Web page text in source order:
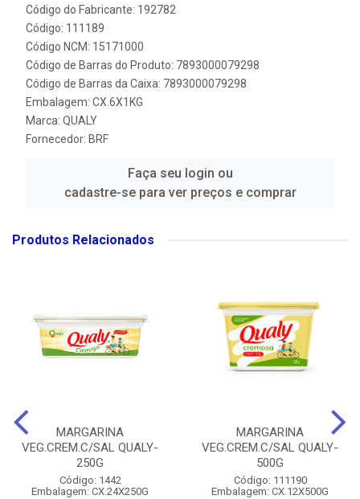
Código do Fabricante: 192782
Código: 111189
Código NCM: 15171000
Código de Barras do Produto: 7893000079298
Código de Barras da Caixa: 7893000079298
Embalagem: CX.6X1KG
Marca: QUALY
Fornecedor: BRF
Faça seu login ou
cadastre-se para ver preços e comprar
Produtos Relacionados
MARGARINA
VEG.CREM.C/SAL QUALY-
250G
Código: 1442
Embalagem: CX.24X250G
MARGARINA
VEG.CREM.C/SAL QUALY-
500G
Código: 111190
Embalagem: CX.12X500G